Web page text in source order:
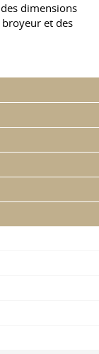
dimensions
et des